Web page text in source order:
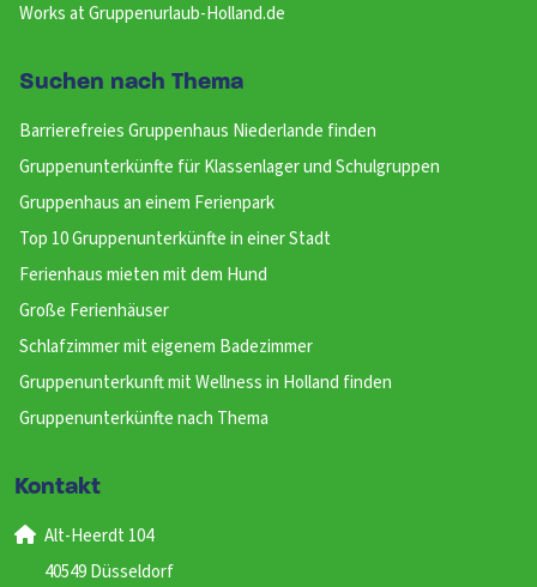
Works at Gruppenurlaub-Holland.de
Suchen nach Thema
Barrierefreies Gruppenhaus Niederlande finden
Gruppenunterkünfte für Klassenlager und Schulgruppen
Gruppenhaus an einem Ferienpark
Top 10 Gruppenunterkünfte in einer Stadt
Ferienhaus mieten mit dem Hund
Große Ferienhäuser
Schlafzimmer mit eigenem Badezimmer
Gruppenunterkunft mit Wellness in Holland finden
Gruppenunterkünfte nach Thema
Kontakt
Alt-Heerdt 104
40549 Düsseldorf